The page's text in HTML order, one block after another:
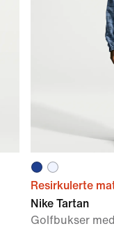
Resirkulerte
Nike Tartan
Golfbukser